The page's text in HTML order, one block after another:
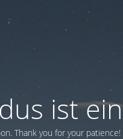
ist
Thank you for your patience!